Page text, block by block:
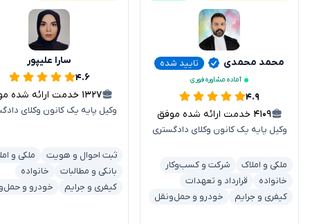
محمد محمدی تایید شده
آماده مشاوره فوری
۴.۹
۴۱۰۹ خدمت ارائه شده موفق
وکیل پایه یک کانون وکلای دادگستری
ملکی و املاک
شرکت و کسب‌وکار
خانواده
قرارداد و تعهدات
کیفری و جرایم
خودرو و حمل‌ونقل
سارا علیپور
۴.۶
۱۳۲۷ خدمت ارائه شده موفق
وکیل پایه یک کانون وکلای
ثبت احوال و هویت
ملکی و
بانکی و مطالبات
خانواده
کیفری و جرایم
خودرو و